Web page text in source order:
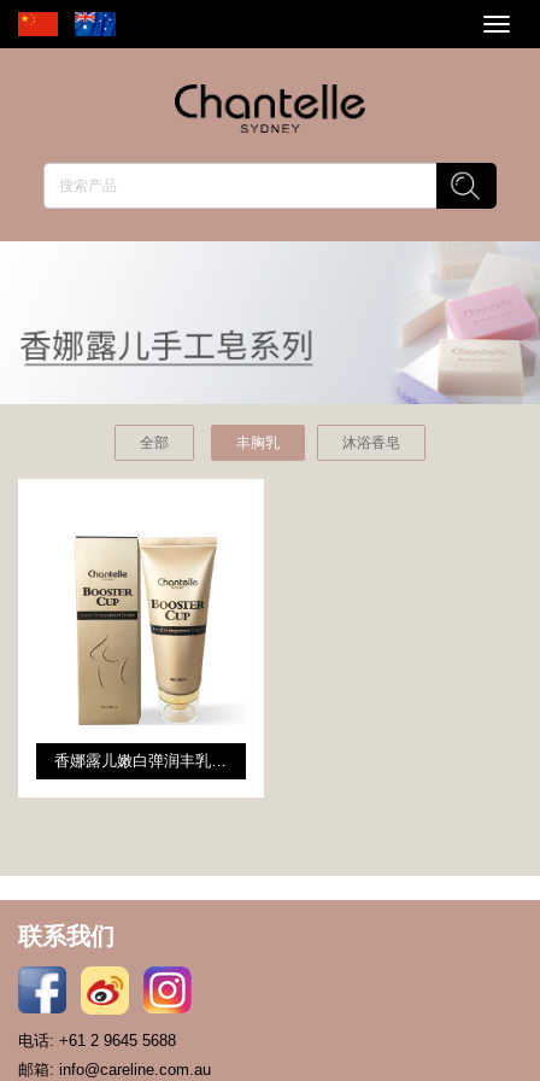
全部 丰胸乳 沐浴香皂
香娜露儿嫩白弹润丰乳霜 100ml
联系我们
电话: +61 2 9645 5688
邮箱: info@careline.com.au